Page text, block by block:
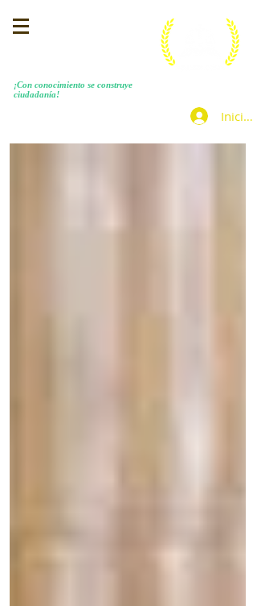
​¡Con conocimiento se construye
ciudadanía!
Iniciar